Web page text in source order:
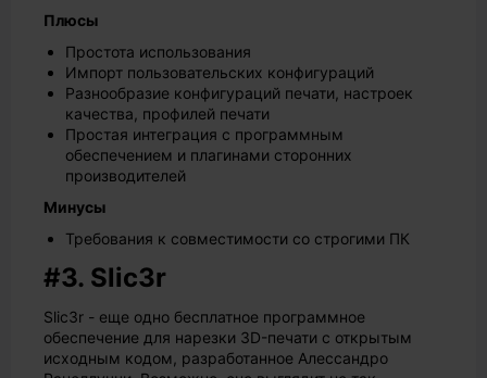
Плюсы
Простота использования
Импорт пользовательских конфигураций
Разнообразие конфигураций печати, настроек
качества, профилей печати
Простая интеграция с программным
обеспечением и плагинами сторонних
производителей
Минусы
Требования к совместимости со строгими ПК
#3. Slic3r
Slic3r - еще одно бесплатное программное
обеспечение для нарезки 3D-печати с открытым
исходным кодом, разработанное Алессандро